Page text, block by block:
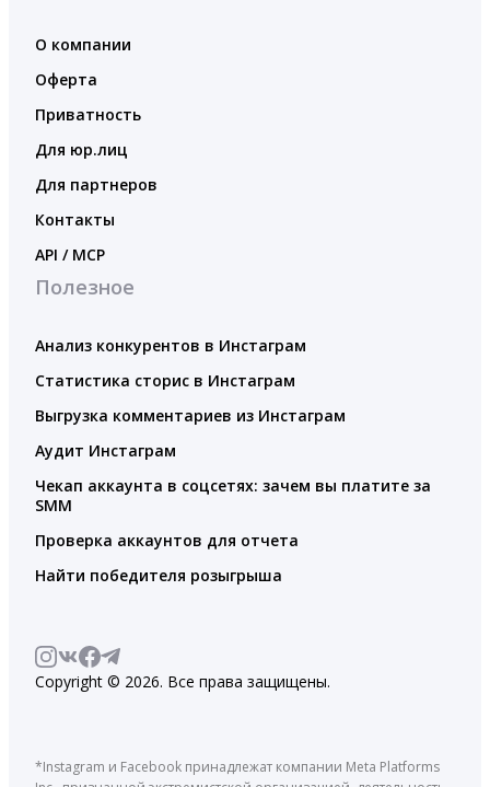
О компании
Оферта
Приватность
Для юр.лиц
Для партнеров
Контакты
API / MCP
Полезное
Анализ конкурентов в Инстаграм
Статистика сторис в Инстаграм
Выгрузка комментариев из Инстаграм
Аудит Инстаграм
Чекап аккаунта в соцсетях: зачем вы платите за
SMM
Проверка аккаунтов для отчета
Найти победителя розыгрыша
Copyright © 2026. Все права защищены.
*Instagram и Facebook принадлежат компании Meta Platforms